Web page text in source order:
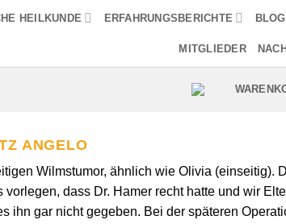
HEILKUNDE ERFAHRUNGSBERICHTE BLOG
MITGLIEDER
ANGELO
Wilmstumor, ähnlich wie Olivia (einseitig).
dass Dr. Hamer recht hatte und wir
ihn gar nicht gegeben. Bei der späteren